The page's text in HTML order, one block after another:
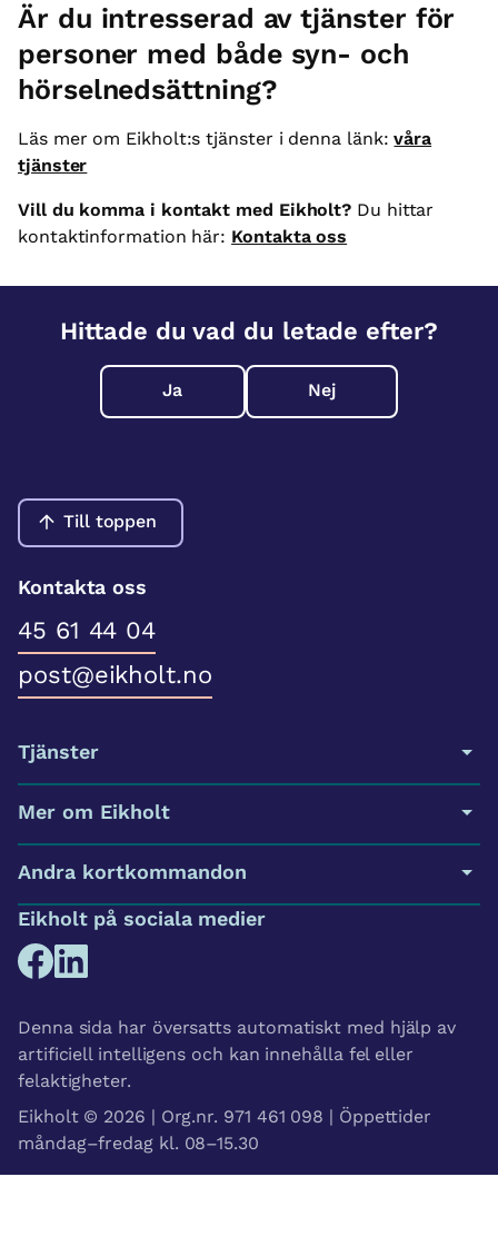
Är du intresserad av tjänster för
personer med både syn- och
hörselnedsättning?
Läs mer om Eikholt:s tjänster i denna länk:våra
tjänster
Vill du komma i kontakt med Eikholt? Du hittar
kontaktinformation här: Kontakta oss
Hittade du vad du letade efter?
Ja Nej
Till toppen
Kontakta oss
45 61 44 04
post@eikholt.no
Tjänster
Mer om Eikholt
Andra kortkommandon
Eikholt på sociala medier
Denna sida har översatts automatiskt med hjälp av
artificiell intelligens och kan innehålla fel eller
felaktigheter.
Eikholt © 2026 | Org.nr. 971 461 098 | Öppettider
måndag–fredag kl. 08–15.30